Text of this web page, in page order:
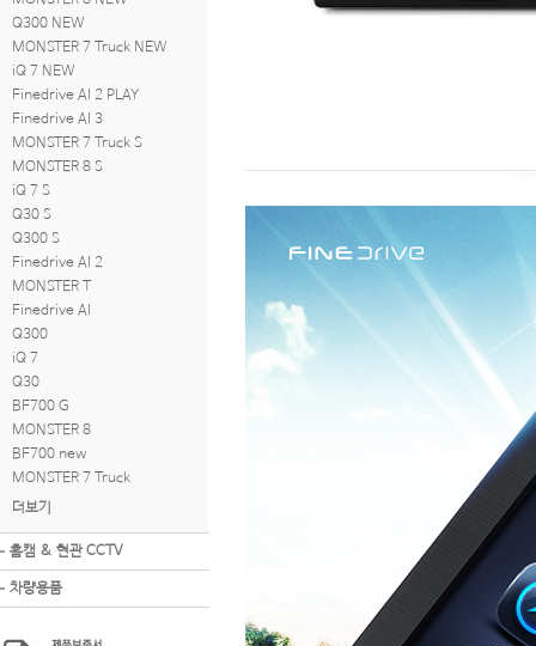
Q300 NEW
MONSTER 7 Truck NEW
iQ 7 NEW
Finedrive AI 2 PLAY
Finedrive AI 3
MONSTER 7 Truck S
MONSTER 8 S
iQ 7 S
Q30 S
Q300 S
Finedrive AI 2
MONSTER T
Finedrive AI
Q300
iQ 7
Q30
BF700 G
MONSTER 8
BF700 new
MONSTER 7 Truck
더보기
홈캠 & 현관 CCTV
차량용품